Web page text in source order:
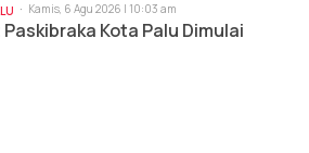
Kamis, 6 Agu 2026 | 10:03 am
Kota Palu Dimulai